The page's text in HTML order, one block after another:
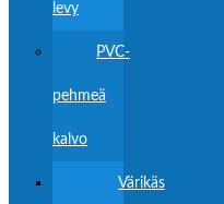
levy
PVC-
pehmeä
kalvo
Värikäs